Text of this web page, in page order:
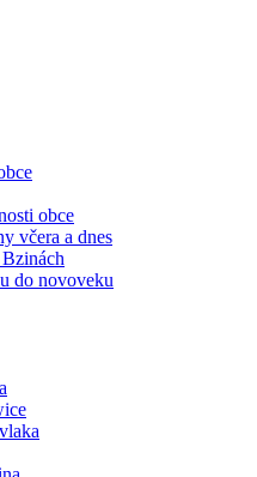
obce
včera a dnes
do novoveku